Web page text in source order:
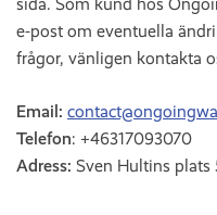
sida. Som kund hos
e-post om eventuella
frågor, vänligen kontakta
Email:
Telefon: +46317093070
Adress: Sven Hultins plats